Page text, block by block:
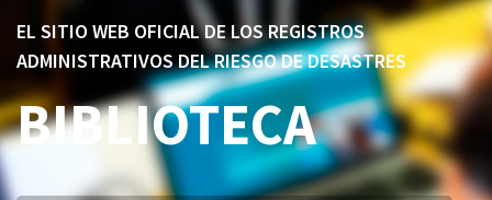
EL SITIO WEB OFICIAL DE LOS REGISTROS
ADMINISTRATIVOS DEL RIESGO DE DESASTRES
BIBLIOTECA